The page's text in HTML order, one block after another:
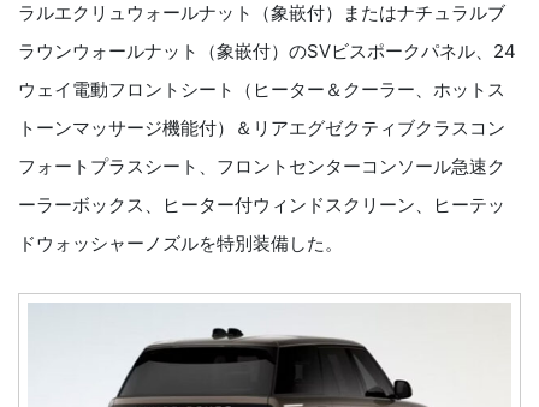
ラルエクリュウォールナット（象嵌付）またはナチュラルブ
ラウンウォールナット（象嵌付）のSVビスポークパネル、24
ウェイ電動フロントシート（ヒーター＆クーラー、ホットス
トーンマッサージ機能付）＆リアエグゼクティブクラスコン
フォートプラスシート、フロントセンターコンソール急速ク
ーラーボックス、ヒーター付ウィンドスクリーン、ヒーテッ
ドウォッシャーノズルを特別装備した。